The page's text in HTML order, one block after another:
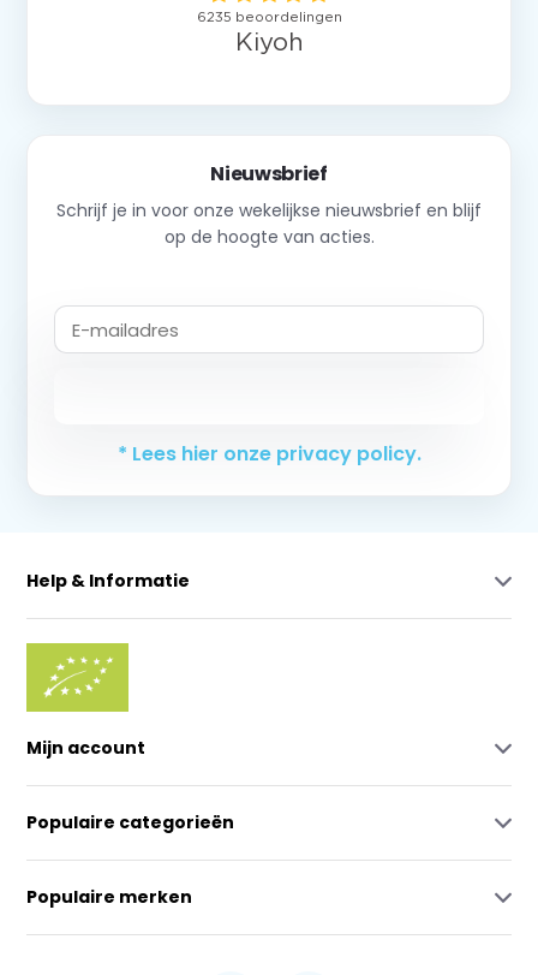
Nieuwsbrief
Schrijf je in voor onze wekelijkse nieuwsbrief en blijf
op de hoogte van acties.
* Lees hier onze privacy policy.
Help & Informatie
Mijn account
Populaire categorieën
Populaire merken